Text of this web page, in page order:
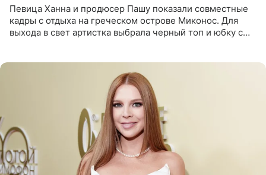
Певица Ханна и продюсер Пашу показали совместные
кадры с отдыха на греческом острове Миконос. Для
выхода в свет артистка выбрала черный топ и юбку с